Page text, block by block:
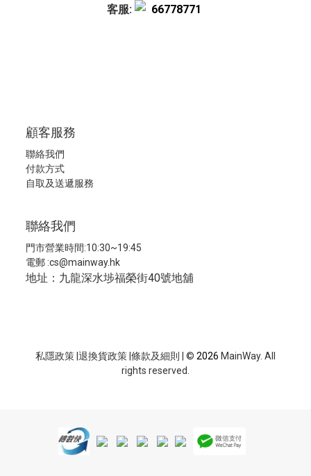
客服: 66778771
顧客服務
聯絡我們
付款方式
自取及送遞服務
聯絡我們
門市營業時間:10:30~19:45
電郵 :cs@mainway.hk
地址：九龍深水埗福榮街40號地舖
私隱政策 退換貨政策 條款及細則 | © 2026 MainWay. All
rights reserved.